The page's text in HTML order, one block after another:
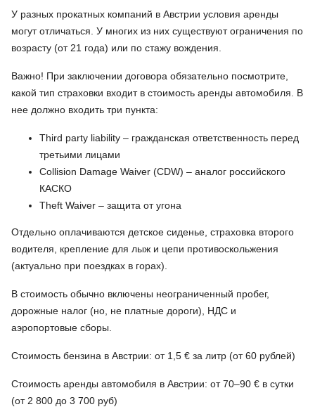
У разных прокатных компаний в Австрии условия аренды
могут отличаться. У многих из них существуют ограничения по
возрасту (от 21 года) или по стажу вождения.
Важно! При заключении договора обязательно посмотрите,
какой тип страховки входит в стоимость аренды автомобиля. В
нее должно входить три пункта:
Third party liability – гражданская ответственность перед
третьими лицами
Collision Damage Waiver (CDW) – аналог российского
КАСКО
Theft Waiver – защита от угона
Отдельно оплачиваются детское сиденье, страховка второго
водителя, крепление для лыж и цепи противоскольжения
(актуально при поездках в горах).
В стоимость обычно включены неограниченный пробег,
дорожные налог (но, не платные дороги), НДС и
аэропортовые сборы.
Стоимость бензина в Австрии: от 1,5 € за литр (от 60 рублей)
Стоимость аренды автомобиля в Австрии: от 70–90 € в сутки
(от 2 800 до 3 700 руб)